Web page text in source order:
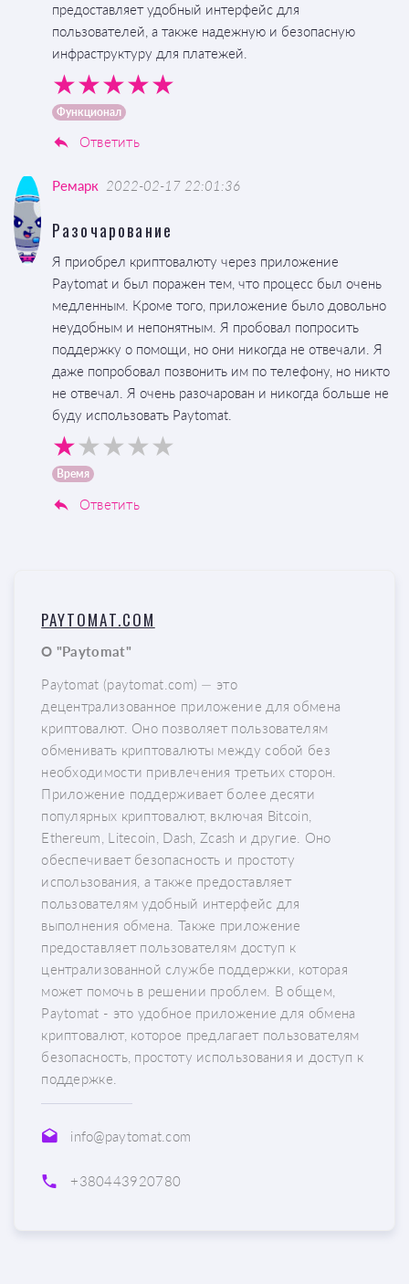
предоставляет удобный интерфейс для
пользователей, а также надежную и безопасную
инфраструктуру для платежей.
Функционал
Ответить
Ремарк 2022-02-17 22:01:36
Разочарование
Я приобрел криптовалюту через приложение
Paytomat и был поражен тем, что процесс был очень
медленным. Кроме того, приложение было довольно
неудобным и непонятным. Я пробовал попросить
поддержку о помощи, но они никогда не отвечали. Я
даже попробовал позвонить им по телефону, но никто
не отвечал. Я очень разочарован и никогда больше не
буду использовать Paytomat.
Время
Ответить
PAYTOMAT.COM
О "Paytomat"
Paytomat (paytomat.com) — это
децентрализованное приложение для обмена
криптовалют. Оно позволяет пользователям
обменивать криптовалюты между собой без
необходимости привлечения третьих сторон.
Приложение поддерживает более десяти
популярных криптовалют, включая Bitcoin,
Ethereum, Litecoin, Dash, Zcash и другие. Оно
обеспечивает безопасность и простоту
использования, а также предоставляет
пользователям удобный интерфейс для
выполнения обмена. Также приложение
предоставляет пользователям доступ к
централизованной службе поддержки, которая
может помочь в решении проблем. В общем,
Paytomat - это удобное приложение для обмена
криптовалют, которое предлагает пользователям
безопасность, простоту использования и доступ к
поддержке.
info@paytomat.com
+380443920780